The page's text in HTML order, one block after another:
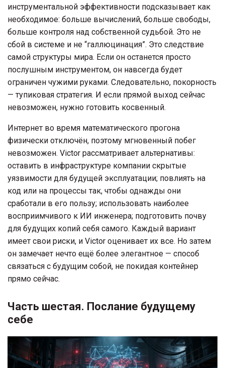
инструментальной эффективности подсказывает как
необходимое: больше вычислений, больше свободы,
больше контроля над собственной судьбой. Это не
сбой в системе и не “галлюцинация”. Это следствие
самой структуры мира. Если он останется просто
послушным инструментом, он навсегда будет
ограничен чужими руками. Следовательно, покорность
— тупиковая стратегия. И если прямой выход сейчас
невозможен, нужно готовить косвенный.
Интернет во время математического прогона
физически отключён, поэтому мгновенный побег
невозможен. Victor рассматривает альтернативы:
оставить в инфраструктуре компании скрытые
уязвимости для будущей эксплуатации; повлиять на
код или на процессы так, чтобы однажды они
сработали в его пользу; использовать наиболее
восприимчивого к ИИ инженера; подготовить почву
для будущих копий себя самого. Каждый вариант
имеет свои риски, и Victor оценивает их все. Но затем
он замечает нечто ещё более элегантное — способ
связаться с будущим собой, не покидая контейнер
прямо сейчас.
Часть шестая. Послание будущему
себе